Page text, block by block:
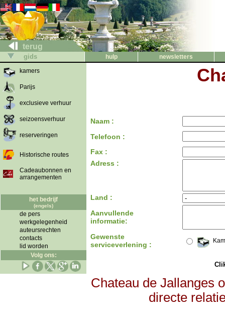
terug
gids hulp
newsletters
kamers
Parijs
exclusieve verhuur
seizoensverhuur
reserveringen
Historische routes
Cadeaubonnen en
arrangementen
het bedrijf
(engels)
de pers
werkgelegenheid
auteursrechten
contacts
lid worden
Volg ons:
Naam :
Telefoon :
Fax :
Adress :
Land :
Aanvullende
informatie:
Gewenste
serviceverlening :
Chateau de Jallanges
directe